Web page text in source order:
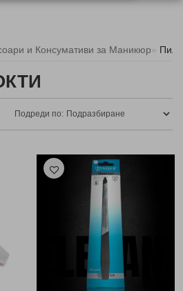
и Консумативи за Маникюр
Подреди по: